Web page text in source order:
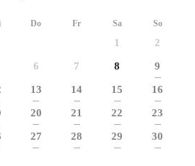
Do Fr Sa So
1 2
6 7 8 9
---
13
---
14
---
15
---
16
---
20
---
21
---
22
---
23
---
27
---
28
---
29
---
30
---